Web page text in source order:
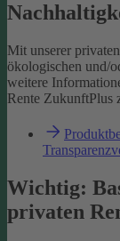
Mit unserer
ökologischen und/
weitere
Rente ZukunftPlus
Wichtig:
privaten